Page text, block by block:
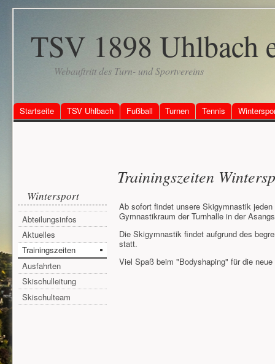
TSV 1898 Uhlbach
Webauftritt des Turn- und Sportvereins
Startseite TSV Uhlbach Fußball Turnen Tennis
Wintersport
Abteilungsinfos
Aktuelles
Trainingszeiten
Ausfahrten
Skischulleitung
Skischulteam
Trainingszeiten
Ab sofort findet unsere Skigymnastik
Gymnastikraum der Turnhalle in der
Die Skigymnastik findet aufgrund des
statt.
Viel Spaß beim "Bodyshaping" für die